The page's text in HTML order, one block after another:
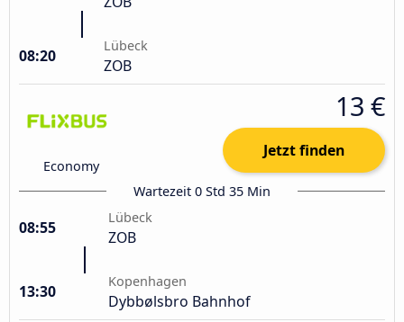
08:20
Lübeck
ZOB
Economy
13 €
Jetzt finden
Wartezeit 0 Std 35 Min
08:55
Lübeck
ZOB
13:30
Kopenhagen
Dybbølsbro Bahnhof